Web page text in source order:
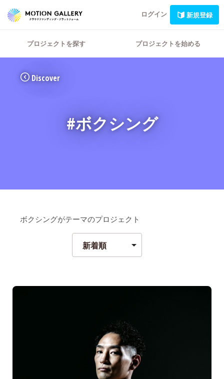
ログイン 新規登録
プロジェクトを探す プロジェクトを始める
Discover
#ボクシング
ボクシングがテーマのプロジェクト